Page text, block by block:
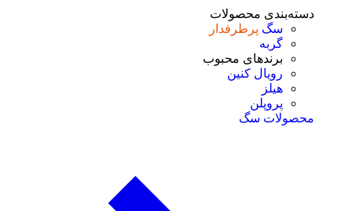
دسته‌بندی محصولات
سگ پرطرفدار
گربه
برندهای محبوب
رویال کنین
هیلز
پروپلن
محصولات سگ